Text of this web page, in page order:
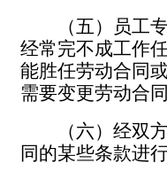
（五）员工
经常完不成工作
能胜任劳动合同
需要变更劳动合
（六）经双
同的某些条款进